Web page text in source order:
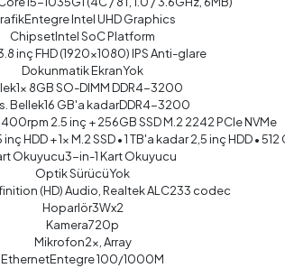
Intel UHD Graphics
ChipsetIntel SoC Platform
inç FHD (1920x1080) IPS Anti-glare
Dokunmatik EkranYok
8GB SO-DIMM DDR4-3200
Bellek16 GB'a kadarDDR4-3200
2.5 inç + 256GB SSD M.2 2242 PCIe NVMe
HDD + 1x M.2 SSD • 1 TB'a kadar 2,5 inç HDD •
Okuyucu3-in-1 Kart Okuyucu
Optik SürücüYok
(HD) Audio, Realtek ALC233 codec
Hoparlör3Wx2
Kamera720p
Mikrofon2x, Array
EthernetEntegre 100/1000M